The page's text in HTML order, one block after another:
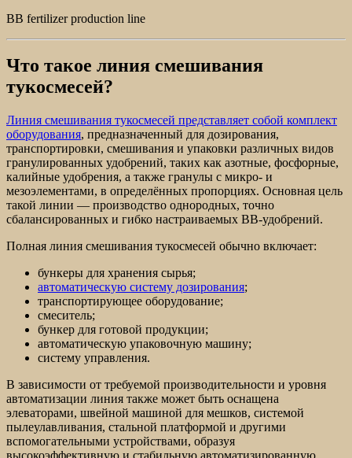
BB fertilizer production line
Что такое линия смешивания
тукосмесей?
Линия смешивания тукосмесей представляет собой комплект
оборудования, предназначенный для дозирования,
транспортировки, смешивания и упаковки различных видов
гранулированных удобрений, таких как азотные, фосфорные,
калийные удобрения, а также гранулы с микро- и
мезоэлементами, в определённых пропорциях. Основная цель
такой линии — производство однородных, точно
сбалансированных и гибко настраиваемых BB-удобрений.
Полная линия смешивания тукосмесей обычно включает:
бункеры для хранения сырья;
автоматическую систему дозирования;
транспортирующее оборудование;
смеситель;
бункер для готовой продукции;
автоматическую упаковочную машину;
систему управления.
В зависимости от требуемой производительности и уровня
автоматизации линия также может быть оснащена
элеваторами, швейной машиной для мешков, системой
пылеулавливания, стальной платформой и другими
вспомогательными устройствами, образуя